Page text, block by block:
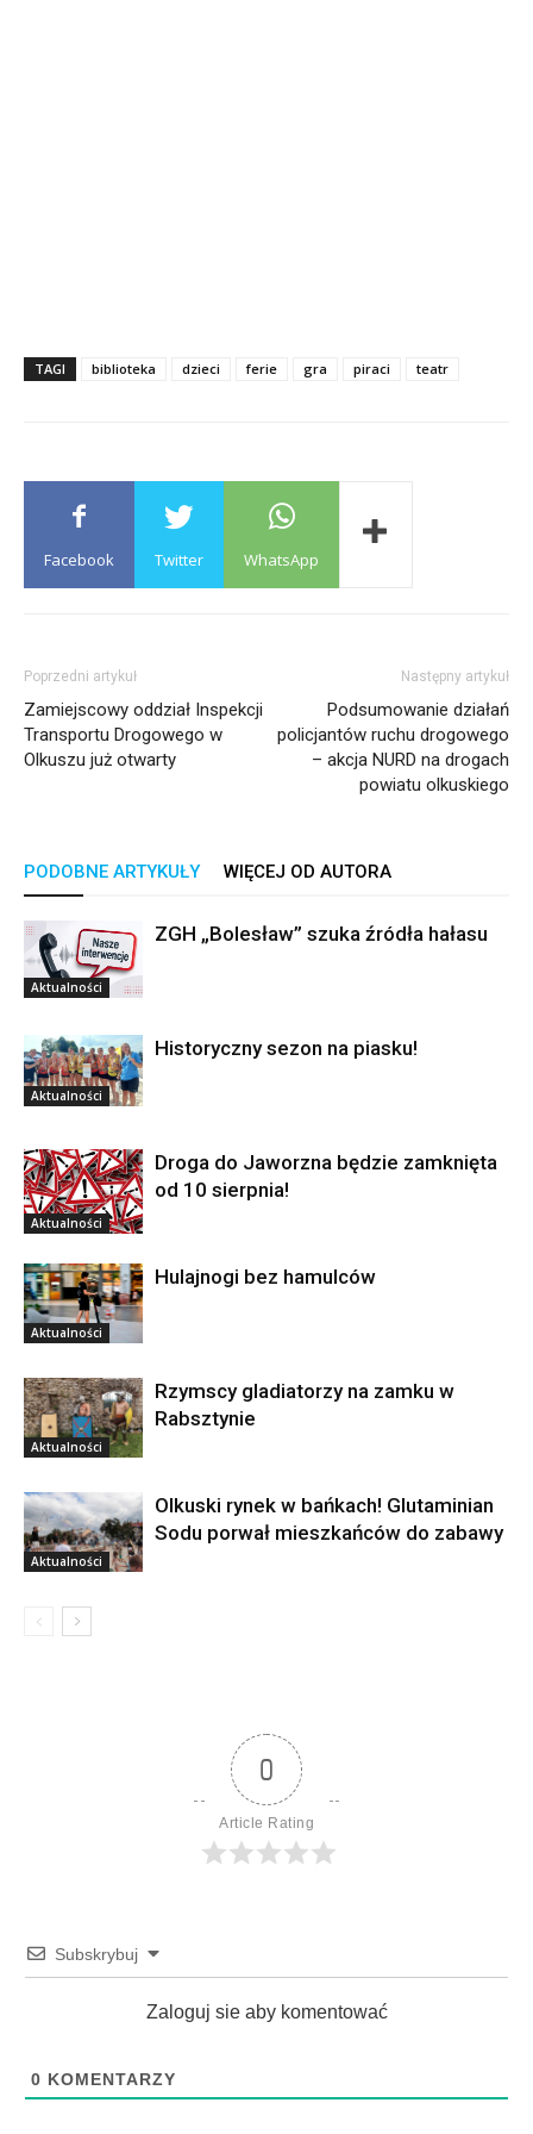
TAGI biblioteka dzieci ferie gra piraci teatr
Facebook Twitter WhatsApp
Poprzedni artykuł
Zamiejscowy oddział Inspekcji
Transportu Drogowego w
Olkuszu już otwarty
Następny artykuł
Podsumowanie działań
policjantów ruchu drogowego
– akcja NURD na drogach
powiatu olkuskiego
PODOBNE ARTYKUŁY WIĘCEJ OD AUTORA
Aktualności
ZGH „Bolesław” szuka źródła hałasu
Aktualności
Historyczny sezon na piasku!
Aktualności
Droga do Jaworzna będzie zamknięta
od 10 sierpnia!
Aktualności
Hulajnogi bez hamulców
Aktualności
Rzymscy gladiatorzy na zamku w
Rabsztynie
Aktualności
Olkuski rynek w bańkach! Glutaminian
Sodu porwał mieszkańców do zabawy
0
Article Rating
Subskrybuj
Zaloguj sie aby komentować
0 KOMENTARZY